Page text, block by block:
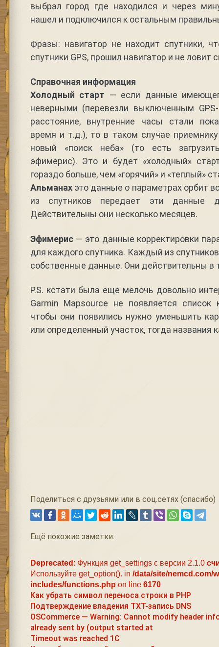
выбрал город где находился и через
нашел и подключился к остальным
Фразы: навигатор не находит спутники,
спутники GPS, прошил навигатор и не ловит
Справочная информация
Холодный старт — если данные
неверными (перевезли выключенным
расстояние, внутренние часы стали
время и т.д.), то в таком случае
новый «поиск неба» (то есть
эфимерис). Это и будет «холодный»
гораздо больше, чем «горячий» и «теплый»
Альманахэто данные о параметрах орбит
из спутников передает эти данные
Действительны они несколько месяцев.
Эфимерис— это данные корректировки
для каждого спутника. Каждый из
собственные данные. Они действительны в
P.S. кстати была еще мелочь довольно
Garmin Mapsource не появляется список
чтобы они появились нужно уменьшить
или определенный участок, тогда названия
Поделиться с друзьями или в соц.сетях (спасибо)
Ещё похожие заметки:
Deprecated : Функция get_settings с версии 2.1.0
Используйте get_option(). in /data/site/nemcd.com/
includes/functions.php on line 6170
Как убрать символ переноса строки в PHP
Подтверждение владения TXT-запись DNS
OSCommerce — Warning: Cannot modify header
already sent by (output started at
Timeout was reached 1С